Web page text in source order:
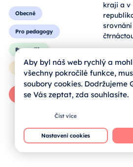
vlastníma rukama.
Obecné
Pro pedagogy
Pro rodiče
Pro žáky
Celý článek
kraji a v
Obecné
Pro
Pro žáky
Zprávy
Aby byl náš web rychlý a
všechny pokročilé funkce,
soubory cookies. Dodržujeme
se Vás zeptat, zda souhlasíte.
Číst více
Nastavení cookies